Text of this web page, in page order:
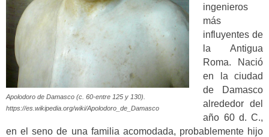
Apolodoro de Damasco (c. 60-entre 125 y 130).
https://es.wikipedia.org/wiki/Apolodoro_de_Damasco
ingenieros
más
influyentes de
la Antigua
Roma. Nació
en la ciudad
de Damasco
alrededor del
año 60 d. C.,
en el seno de una familia acomodada, probablemente hijo